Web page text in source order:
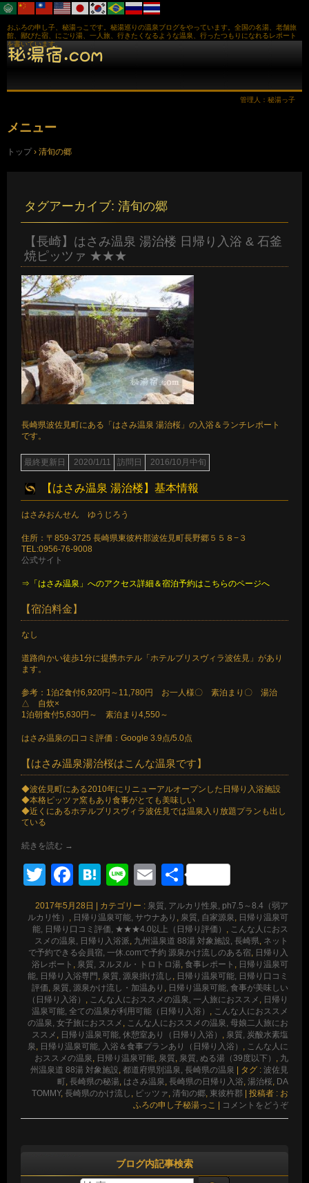
おふろの申し子、秘湯っこです。秘湯巡りの温泉ブログをやっています。全国の名湯、老舗旅
館、鄙びた宿、にごり湯、一人旅、行きたくなるような温泉、行ったつもりになれるレポート
を書いています。
管理人：秘湯っ子
メニュー
ン
トップ › 清旬の郷
タグアーカイブ: 清旬の郷
【長崎】はさみ温泉 湯治楼 日帰り入浴 & 石釜
焼ピッツァ ★★★
長崎県波佐見町にある「はさみ温泉 湯治桜」の入浴＆ランチレポート
です。
最終更新日 2020/1/11 訪問日 2016/10月中旬
【はさみ温泉 湯治楼】基本情報
はさみおんせん ゆうじろう
住所：〒859-3725 長崎県東彼杵郡波佐見町長野郷５５８−３
TEL:0956-76-9008
公式サイト
⇒「はさみ温泉」へのアクセス詳細＆宿泊予約はこちらのページへ
【宿泊料金】
なし
道路向かい徒歩1分に提携ホテル「ホテルブリスヴィラ波佐見」があり
ます。
参考：1泊2食付6,920円～11,780円 お一人様〇 素泊まり〇 湯治
△ 自炊×
1泊朝食付5,630円～ 素泊まり4,550～
はさみ温泉の口コミ評価：Google 3.9点/5.0点
【はさみ温泉湯治桜はこんな温泉です】
◆波佐見町にある2010年にリニューアルオープンした日帰り入浴施設
◆本格ピッツァ窯もあり食事がとても美味しい
◆近くにあるホテルブリスヴィラ波佐見では温泉入り放題プランも出し
ている
続きを読む →
TwitterFacebook
Hatena
LineEmail
共
有
2017年5月28日 カテゴリー : 泉質, アルカリ性泉, ph7.5～8.4（弱ア
ルカリ性） , 日帰り温泉可能, サウナあり , 泉質, 自家源泉, 日帰り温泉可
能, 日帰り口コミ評価, ★★★4.0以上（日帰り評価） , こんな人におス
スメの温泉, 日帰り入浴派, 九州温泉道 88湯 対象施設, 長崎県, ネット
で予約できる会員宿, 一休.comで予約 源泉かけ流しのある宿, 日帰り入
浴レポート , 泉質, ヌルヌル・トロトロ湯, 食事レポート , 日帰り温泉可
能, 日帰り入浴専門 , 泉質, 源泉掛け流し , 日帰り温泉可能, 日帰り口コミ
評価, 泉質, 源泉かけ流し・加温あり , 日帰り温泉可能, 食事が美味しい
（日帰り入浴） , こんな人におススメの温泉, 一人旅におススメ , 日帰り
温泉可能, 全ての温泉が利用可能（日帰り入浴） , こんな人におススメ
の温泉, 女子旅におススメ , こんな人におススメの温泉, 母娘二人旅にお
ススメ , 日帰り温泉可能, 休憩室あり（日帰り入浴） , 泉質, 炭酸水素塩
泉, 日帰り温泉可能, 入浴＆食事プランあり（日帰り入浴） , こんな人に
おススメの温泉, 日帰り温泉可能, 泉質, 泉質, ぬる湯（39度以下） , 九
州温泉道 88湯 対象施設, 都道府県別温泉, 長崎県の温泉 タグ : 波佐見
町, 長崎県の秘湯, はさみ温泉, 長崎県の日帰り入浴, 湯治桜, DA
TOMMY, 長崎県のかけ流し , ピッツァ, 清旬の郷, 東彼杵郡
投稿者 : お
ふろの申し子秘湯っこ
コメントをどうぞ
ブログ内記事検索